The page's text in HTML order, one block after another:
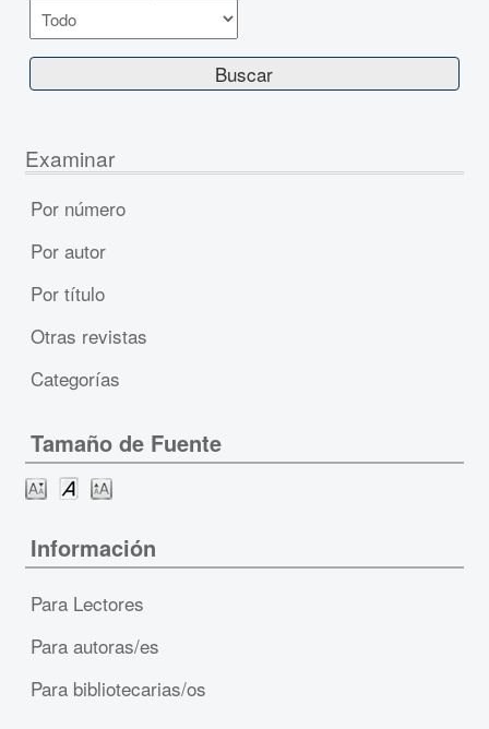
Examinar
Por número
Por autor
Por título
Otras revistas
Categorías
Tamaño de Fuente
Información
Para Lectores
Para autoras/es
Para bibliotecarias/os